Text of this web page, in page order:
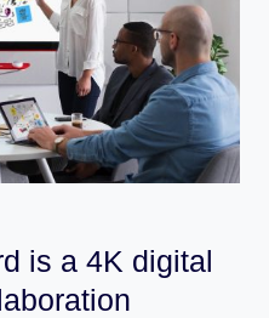
is a 4K digital